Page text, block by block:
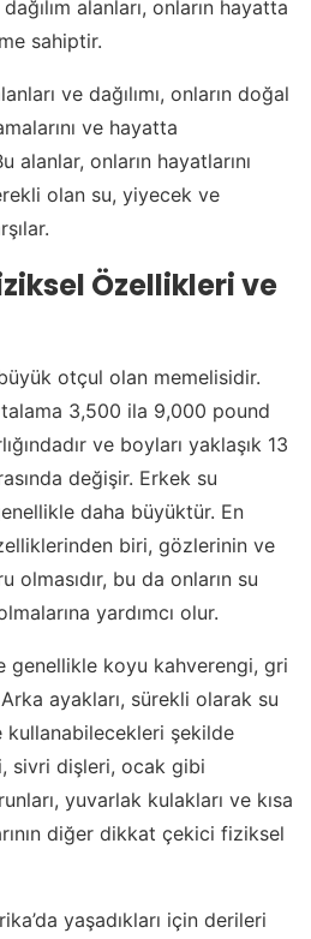
alanları, onların hayatta
sahiptir.
ve dağılımı, onların doğal
ve hayatta
alanlar, onların hayatlarını
olan su, yiyecek ve
Özellikleri ve
büyük otçul olan memelisidir.
3,500 ila 9,000 pound
ve boyları yaklaşık 13
değişir. Erkek su
daha büyüktür. En
biri, gözlerinin ve
olmasıdır, bu da onların su
yardımcı olur.
genellikle koyu kahverengi, gri
ayakları, sürekli olarak su
kullanabilecekleri şekilde
sivri dişleri, ocak gibi
yuvarlak kulakları ve kısa
diğer dikkat çekici fiziksel
yaşadıkları için derileri